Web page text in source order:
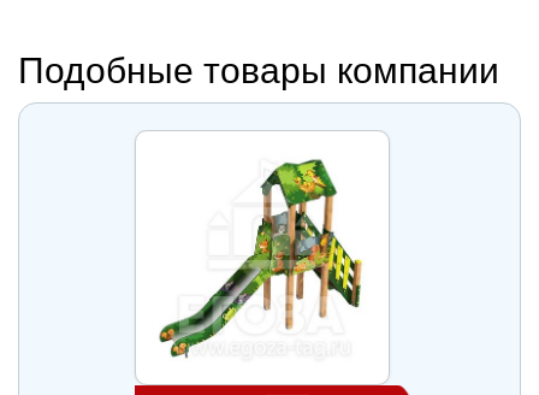
Подобные товары компании